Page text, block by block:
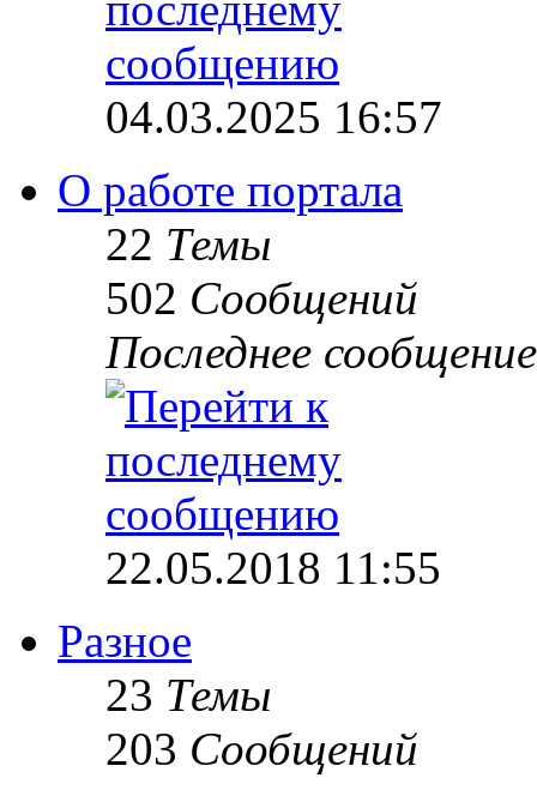
04.03.2025 16:57
О работе портала
22 Темы
502 Сообщений
Последнее сообщение
22.05.2018 11:55
Разное
23 Темы
203 Сообщений